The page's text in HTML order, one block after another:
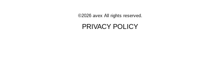
©2026 avex All rights reserved.
PRIVACY POLICY